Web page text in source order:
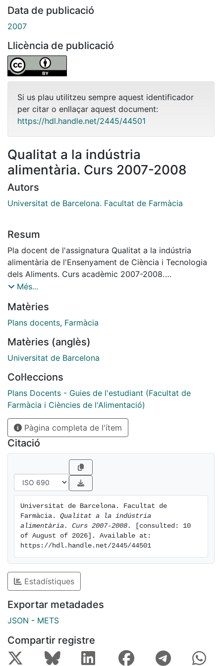
Data de publicació
2007
Llicència de publicació
Si us plau utilitzeu sempre aquest identificador
per citar o enllaçar aquest document:
https://hdl.handle.net/2445/44501
Qualitat a la indústria
alimentària. Curs 2007-2008
Autors
Universitat de Barcelona. Facultat de Farmàcia
Resum
Pla docent de l'assignatura Qualitat a la indústria
alimentària de l'Ensenyament de Ciència i Tecnologia
dels Aliments. Curs acadèmic 2007-2008.
Departament de Nutrició i Bromatologia.
Més...
Matèries
Plans docents, Farmàcia
Matèries (anglès)
Universitat de Barcelona
Col·leccions
Plans Docents - Guies de l'estudiant (Facultat de
Farmàcia i Ciències de l'Alimentació)
Pàgina completa de l'ítem
Citació
Universitat de Barcelona. Facultat de
Farmàcia. Qualitat a la indústria
alimentària. Curs 2007-2008.
[consulted: 10
of August of 2026]. Available at:
https://hdl.handle.net/2445/44501
Estadístiques
Exportar metadades
JSON - METS
Compartir registre